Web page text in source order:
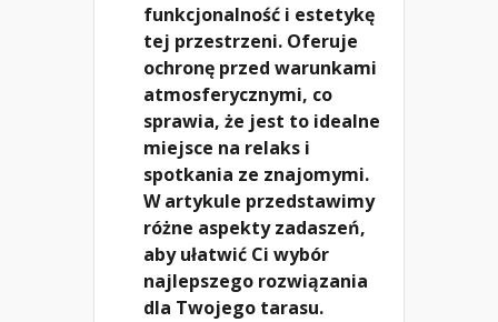
funkcjonalność i estetykę
tej przestrzeni. Oferuje
ochronę przed warunkami
atmosferycznymi, co
sprawia, że jest to idealne
miejsce na relaks i
spotkania ze znajomymi.
W artykule przedstawimy
różne aspekty zadaszeń,
aby ułatwić Ci wybór
najlepszego rozwiązania
dla Twojego tarasu.